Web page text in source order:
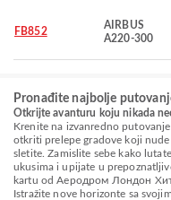
FB852
AIRBUS
A220-300
Pronađite najbolje
Otkrijte avanturu koju nikada
Krenite na izvanredno
otkriti prelepe gradove koji
sletite. Zamislite sebe kako
ukusima i upijate u
kartu od Аеродром Лондон
Istražite nove horizonte sa